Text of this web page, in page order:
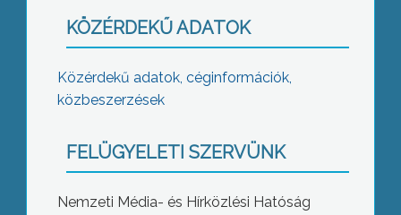
KÖZÉRDEKŰ ADATOK
Közérdekű adatok, céginformációk,
közbeszerzések
FELÜGYELETI SZERVÜNK
Nemzeti Média- és Hírközlési Hatóság